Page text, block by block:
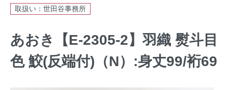
取扱い：世田谷事務所
あおき【E-2305-2】羽織 熨斗目
色 鮫(反端付)（N）:身丈99/裄69